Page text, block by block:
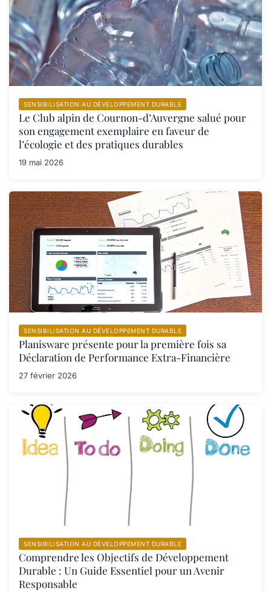
SENSIBILISATION AU DÉVELOPPEMENT DURABLE
Le Club alpin de Cournon-d’Auvergne salué pour
son engagement exemplaire en faveur de
l’écologie et des pratiques durables
19 mai 2026
SENSIBILISATION AU DÉVELOPPEMENT DURABLE
Planisware présente pour la première fois sa
Déclaration de Performance Extra-Financière
27 février 2026
SENSIBILISATION AU DÉVELOPPEMENT DURABLE
Comprendre les Objectifs de Développement
Durable : Un Guide Essentiel pour un Avenir
Responsable